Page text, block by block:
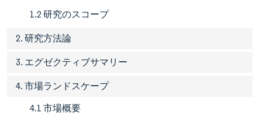
1.2 研究のスコープ
2. 研究方法論
3. エグゼクティブサマリー
4. 市場ランドスケープ
4.1 市場概要